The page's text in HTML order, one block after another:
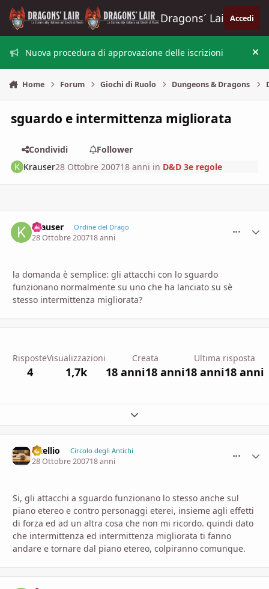
Vai al contenuto
Dragons´ Lair Accedi
Nuova procedura di approvazione delle iscrizioni
Home Forum Giochi di Ruolo Dungeons & Dragons
sguardo e intermittenza migliorata
Condividi
Follower
Krauser28 Ottobre 200718 anni in D&D 3e regole
Krauser Ordine del Drago
28 Ottobre 200718 anni
la domanda è semplice: gli attacchi con lo sguardo
funzionano normalmente su uno che ha lanciato su sè
stesso intermittenza migliorata?
Risposte
4
Visualizzazioni
1,7k
Creata
18 anni18 anni
Ultima risposta
18 anni18 anni
Espandi panoramica del topic
vitellio Circolo degli Antichi
28 Ottobre 200718 anni
Si, gli attacchi a sguardo funzionano lo stesso anche sul
piano etereo e contro personaggi eterei, insieme agli effetti
di forza ed ad un altra cosa che non mi ricordo. quindi dato
che intermittenza ed intermittenza migliorata ti fanno
andare e tornare dal piano etereo, colpiranno comunque.